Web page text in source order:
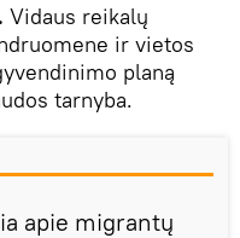
Vidaus reikalų
ir vietos
planą
tarnyba.
apie migrantų